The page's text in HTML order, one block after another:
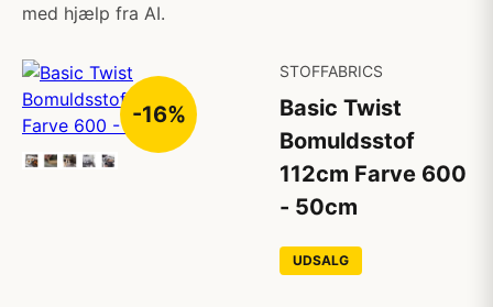
med hjælp fra AI.
-16%
STOFFABRICS
Basic Twist
Bomuldsstof
112cm Farve 600
- 50cm
UDSALG